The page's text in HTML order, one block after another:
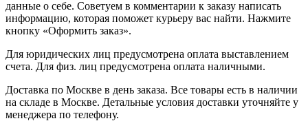
данные о себе. Советуем в комментарии к заказу написать
информацию, которая поможет курьеру вас найти. Нажмите
кнопку «Оформить заказ».
Для юридических лиц предусмотрена оплата выставлением
счета. Для физ. лиц предусмотрена оплата наличными.
Доставка по Москве в день заказа. Все товары есть в наличии
на складе в Москве. Детальные условия доставки уточняйте у
менеджера по телефону.